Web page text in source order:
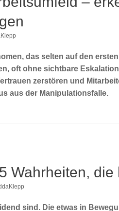
das selten auf den
oft ohne sichtbare
zerstören und
aus der Manipulationsfalle.
Wahrheiten, die
sind. Die etwas in